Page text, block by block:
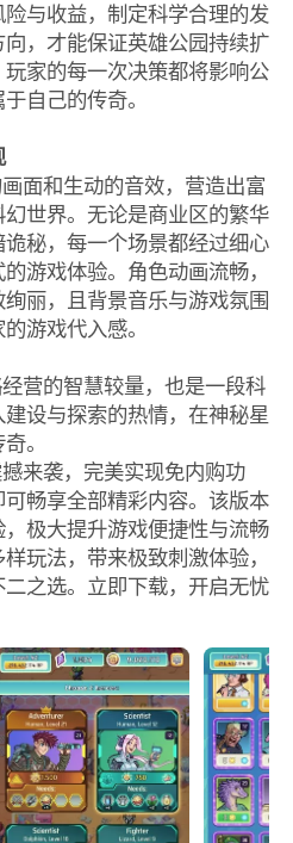
与收益，制定科学合理的发
，才能保证英雄公园持续扩
家的每一次决策都将影响公
自己的传奇。
面和生动的音效，营造出富
世界。无论是商业区的繁华
秘，每一个场景都经过细心
游戏体验。角色动画流畅，
丽，且背景音乐与游戏氛围
游戏代入感。
营的智慧较量，也是一段科
设与探索的热情，在神秘星
。
来袭，完美实现免内购功
畅享全部精彩内容。该版本
极大提升游戏便捷性与流畅
玩法，带来极致刺激体验，
之选。立即下载，开启无忧